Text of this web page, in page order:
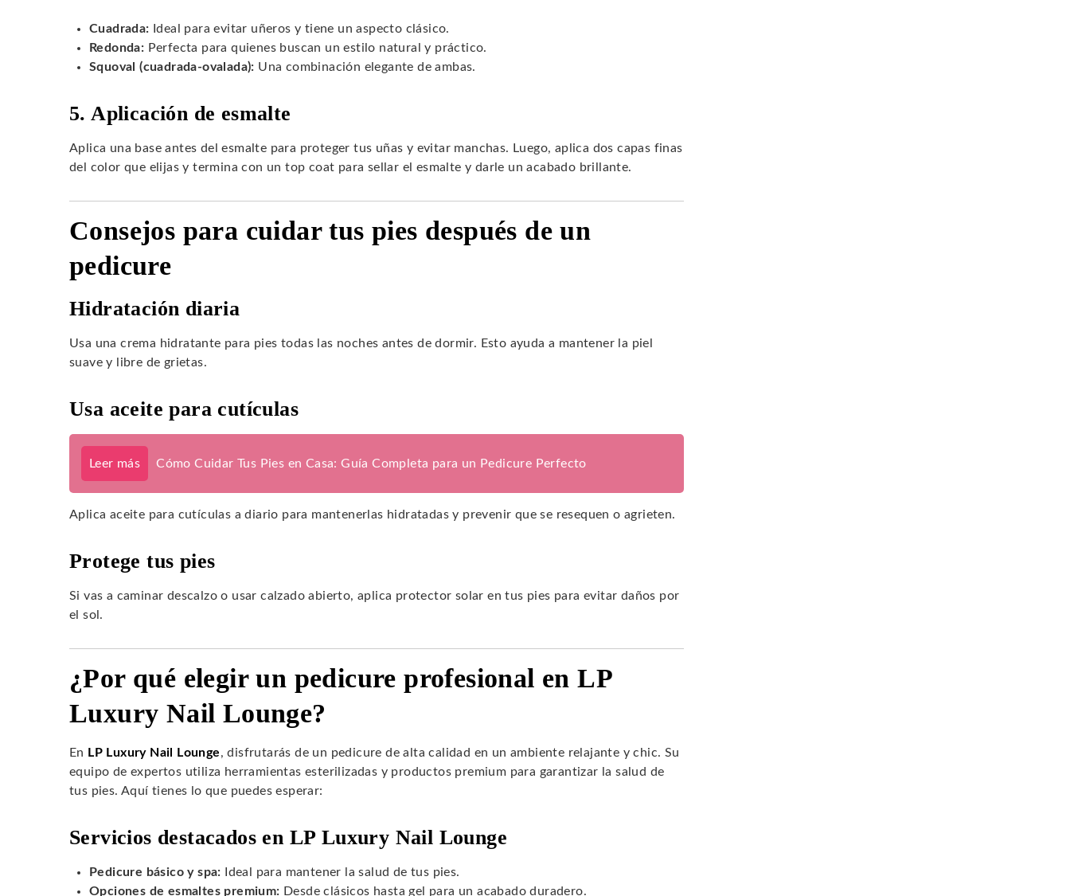
Cuadrada: Ideal para evitar uñeros y tiene un aspecto clásico.
Redonda: Perfecta para quienes buscan un estilo natural y práctico.
Squoval (cuadrada-ovalada): Una combinación elegante de ambas.
5. Aplicación de esmalte
Aplica una base antes del esmalte para proteger tus uñas y evitar manchas. Luego, aplica dos capas finas
del color que elijas y termina con un top coat para sellar el esmalte y darle un acabado brillante.
Consejos para cuidar tus pies después de un
pedicure
Hidratación diaria
Usa una crema hidratante para pies todas las noches antes de dormir. Esto ayuda a mantener la piel
suave y libre de grietas.
Usa aceite para cutículas
Leer más Cómo Cuidar Tus Pies en Casa: Guía Completa para un Pedicure Perfecto
Aplica aceite para cutículas a diario para mantenerlas hidratadas y prevenir que se resequen o agrieten.
Protege tus pies
Si vas a caminar descalzo o usar calzado abierto, aplica protector solar en tus pies para evitar daños por
el sol.
¿Por qué elegir un pedicure profesional en LP
Luxury Nail Lounge?
En LP Luxury Nail Lounge, disfrutarás de un pedicure de alta calidad en un ambiente relajante y chic. Su
equipo de expertos utiliza herramientas esterilizadas y productos premium para garantizar la salud de
tus pies. Aquí tienes lo que puedes esperar:
Servicios destacados en LP Luxury Nail Lounge
Pedicure básico y spa: Ideal para mantener la salud de tus pies.
Opciones de esmaltes premium: Desde clásicos hasta gel para un acabado duradero.